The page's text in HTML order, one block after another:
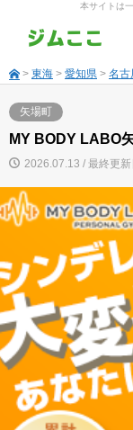
本サイトは
> 東海 > 愛知県 > 名古
矢場町
MY BODY LABO
2026.07.13 / 最終更